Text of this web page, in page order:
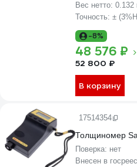
Вес нетто: 0.132
Точность: ±
-8%
48 576 ₽
52 800 ₽
В корзину
17514354
Толщиномер
Поверка: нет
Внесен в